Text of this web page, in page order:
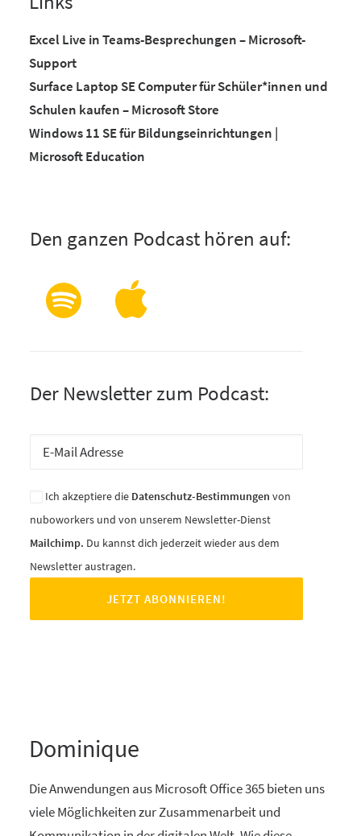
Excel Live in Teams-Besprechungen – Microsoft-
Support
Surface Laptop SE Computer für Schüler*innen und
Schulen kaufen – Microsoft Store
Windows 11 SE für Bildungseinrichtungen |
Microsoft Education
Den ganzen Podcast hören auf:
Der Newsletter zum Podcast:
Ich akzeptiere die Datenschutz-Bestimmungen von
nuboworkers und von unserem Newsletter-Dienst
Mailchimp. Du kannst dich jederzeit wieder aus dem
Newsletter austragen.
Dominique
Die Anwendungen aus Microsoft Office 365 bieten uns
viele Möglichkeiten zur Zusammenarbeit und